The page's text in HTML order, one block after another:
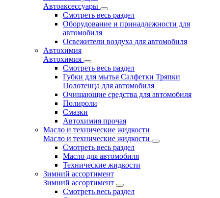
Автоаксессуары
Смотреть весь раздел
Оборудование и принадлежности для
автомобиля
Освежители воздуха для автомобиля
Автохимия
Автохимия
Смотреть весь раздел
Губки для мытья Салфетки Тряпки
Полотенца для автомобиля
Очищающие средства для автомобиля
Полироли
Смазки
Автохимия прочая
Масло и технические жидкости
Масло и технические жидкости
Смотреть весь раздел
Масло для автомобиля
Технические жидкости
Зимний ассортимент
Зимний ассортимент
Смотреть весь раздел